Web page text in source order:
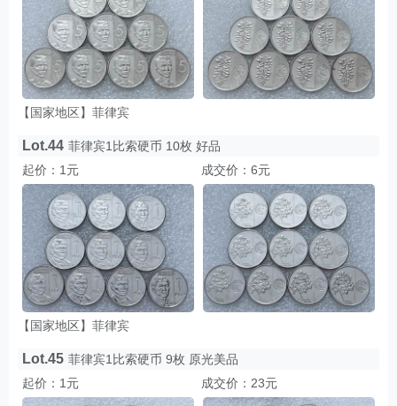
【国家地区】菲律宾
Lot.44 菲律宾1比索硬币 10枚 好品
起价：1元
成交价：6元
【国家地区】菲律宾
Lot.45 菲律宾1比索硬币 9枚 原光美品
起价：1元
成交价：23元